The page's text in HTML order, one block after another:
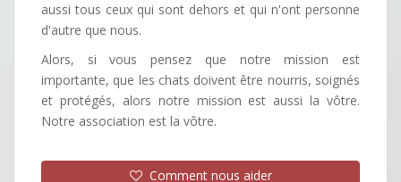
aussi tous ceux qui sont dehors et qui n'ont personne
d'autre que nous.
Alors, si vous pensez que notre mission est
importante, que les chats doivent être nourris, soignés
et protégés, alors notre mission est aussi la vôtre.
Notre association est la vôtre.
Comment nous aider